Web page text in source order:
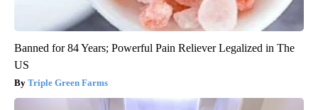
Banned for 84 Years; Powerful Pain Reliever Legalized in The
US
Triple Green Farms